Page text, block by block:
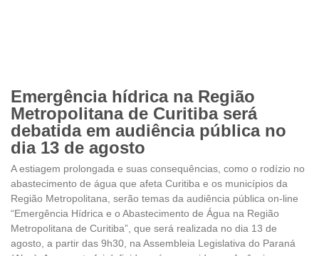
Emergência hídrica na Região
Metropolitana de Curitiba será
debatida em audiência pública no
dia 13 de agosto
A estiagem prolongada e suas consequências, como o rodízio no
abastecimento de água que afeta Curitiba e os municípios da
Região Metropolitana, serão temas da audiência pública on-line
“Emergência Hídrica e o Abastecimento de Água na Região
Metropolitana de Curitiba”, que será realizada no dia 13 de
agosto, a partir das 9h30, na Assembleia Legislativa do Paraná